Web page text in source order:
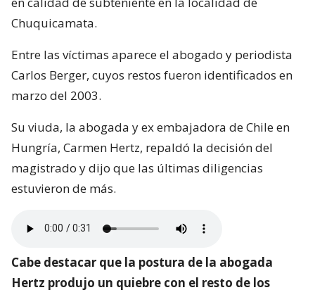
Chuquicamata.
Entre las víctimas aparece el abogado y periodista
Carlos Berger, cuyos restos fueron identificados en
marzo del 2003.
Su viuda, la abogada y ex embajadora de Chile en
Hungría, Carmen Hertz, repaldó la decisión del
magistrado y dijo que las últimas diligencias
estuvieron de más.
Cabe destacar que la postura de la abogada
Hertz produjo un quiebre con el resto de los